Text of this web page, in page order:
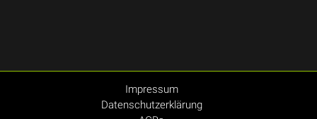
Impressum
Datenschutzerklärung